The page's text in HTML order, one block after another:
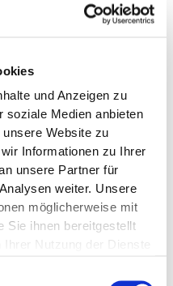
und Anzeigen zu
soziale Medien anbieten
Website zu
Informationen zu Ihrer
unsere Partner für
weiter. Unsere
möglicherweise mit
Sie ihnen bereitgestellt
Nutzung der Dienste